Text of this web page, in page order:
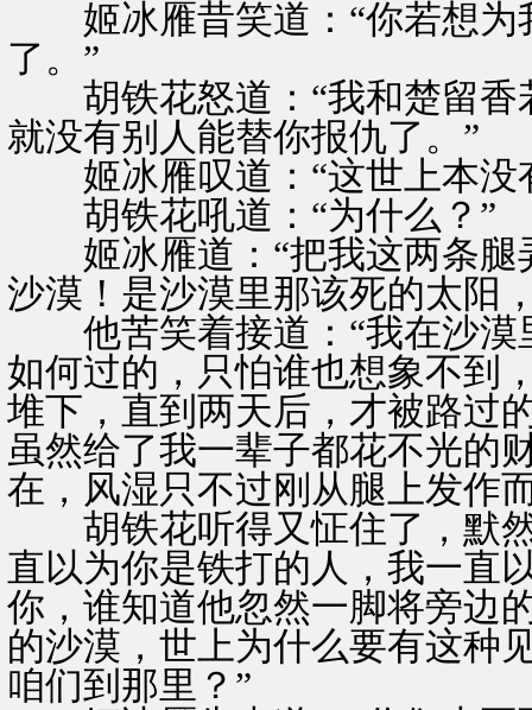
姬冰雁昔笑道：“你若想为
了。”
胡铁花怒道：“我和楚留香
就没有别人能替你报仇了。”
姬冰雁叹道：“这世上本没
胡铁花吼道：“为什么？”
姬冰雁道：“把我这两条腿
沙漠！是沙漠里那该死的太
他苦笑着接道：“我在沙漠
如何过的，只怕谁也想象不到
堆下，直到两天后，才被路过
虽然给了我一辈子都花不光的
在，风湿只不过刚从腿上发作
胡铁花听得又怔住了，默然
直以为你是铁打的人，我一直
你，谁知道他忽然一脚将旁边
的沙漠，世上为什么要有这种
咱们到那里？”